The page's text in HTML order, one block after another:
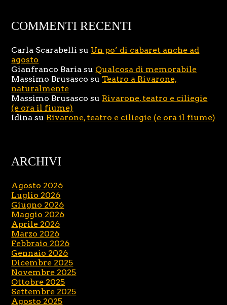
COMMENTI RECENTI
Carla Scarabelli su Un po’ di cabaret anche ad
agosto
Gianfranco Baria su Qualcosa di memorabile
Massimo Brusasco su Teatro a Rivarone,
naturalmente
Massimo Brusasco su Rivarone, teatro e ciliegie
(e ora il fiume)
Idina su Rivarone, teatro e ciliegie (e ora il fiume)
ARCHIVI
Agosto 2026
Luglio 2026
Giugno 2026
Maggio 2026
Aprile 2026
Marzo 2026
Febbraio 2026
Gennaio 2026
Dicembre 2025
Novembre 2025
Ottobre 2025
Settembre 2025
Agosto 2025